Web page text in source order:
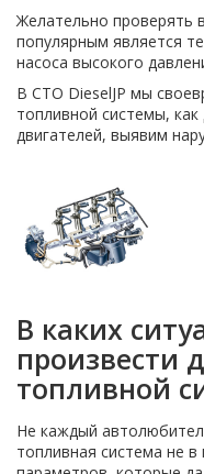
Желательно проверять
популярным является
насоса высокого
В СТО DieselJP мы
топливной системы,
двигателей, выявим
В каких
произвести
топливной
Не каждый
топливная система не